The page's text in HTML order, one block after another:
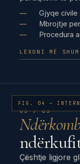
Gjyqe civile
Mbrojtje
Procedura
LEXONI MË
FIG. 04 —
03 / 03
Çështje ligjore